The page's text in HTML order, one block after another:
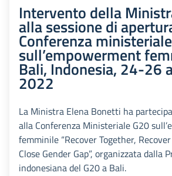
Intervento della
alla sessione di
Conferenza
sull’empowerment
Bali, Indonesia, 24-26
2022
La Ministra Elena Bonetti ha
alla Conferenza Ministeriale G20
femminile “Recover Together,
Close Gender Gap”, organizzata dalla
indonesiana del G20 a Bali.